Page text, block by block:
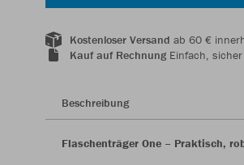
Kostenloser Versand ab 60 €
Kauf auf RechnungEinfach,
Beschreibung
Flaschenträger One – Praktisch,